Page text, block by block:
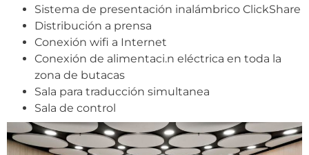
Sistema de presentación inalámbrico ClickShare
Distribución a prensa
Conexión wifi a Internet
Conexión de alimentaci.n eléctrica en toda la
zona de butacas
Sala para traducción simultanea
Sala de control